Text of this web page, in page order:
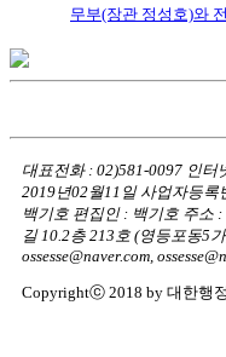
무부(장관 정성호)와
대표전화 : 02)581-0097 인터
2019년02월11일 사업자등록
백기호 편집인 : 백기호 주소
길 10.2층 213호 (영등포동5
ossesse@naver.com,
Copyrightⓒ 2018 by 대한행